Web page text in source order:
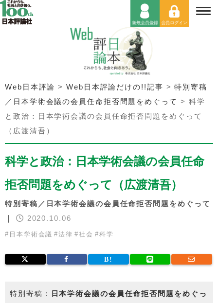
Web日本評論 >Web日本評論だけの!!記事 >特別寄稿
／日本学術会議の会員任命拒否問題をめぐって > 科学
と政治：日本学術会議の会員任命拒否問題をめぐって
（広渡清吾）
科学と政治：日本学術会議の会員任命
拒否問題をめぐって（広渡清吾）
特別寄稿／日本学術会議の会員任命拒否問題をめぐって
2020.10.06
# 日本学術会議 #法律 #社会 #科学
特別寄稿：
日本学術会議の会員任命拒否問題をめぐっ